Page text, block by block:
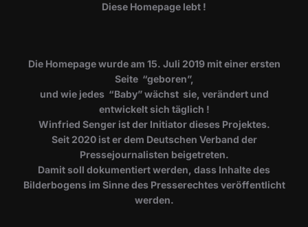
Diese Homepage lebt !
Die Homepage wurde am 15. Juli 2019 mit einer ersten
Seite “geboren”,
und wie jedes “Baby” wächst sie, verändert und
entwickelt sich täglich !
Winfried Senger ist der Initiator dieses Projektes.
Seit 2020 ist er dem Deutschen Verband der
Pressejournalisten beigetreten.
Damit soll dokumentiert werden, dass Inhalte des
Bilderbogens im Sinne des Presserechtes veröffentlicht
werden.